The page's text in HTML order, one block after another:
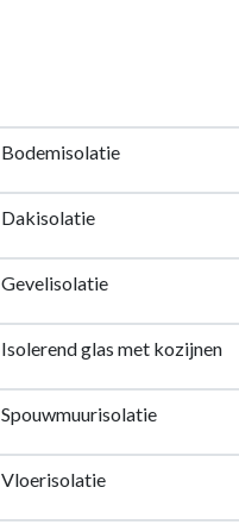
Bodemisolatie
Dakisolatie
Gevelisolatie
Isolerend glas met kozijnen
Spouwmuurisolatie
Vloerisolatie